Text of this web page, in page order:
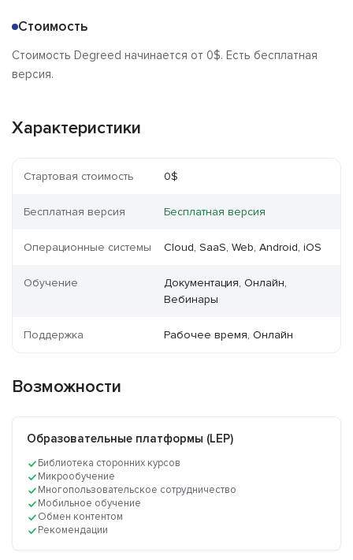
Стоимость
Стоимость Degreed начинается от 0$. Есть бесплатная
версия.
Характеристики
Стартовая стоимость 0$
Бесплатная версия Бесплатная версия
Операционные системы Cloud, SaaS, Web, Android, iOS
Обучение
Документация, Онлайн,
Вебинары
Поддержка Рабочее время, Онлайн
Возможности
Образовательные платформы (LEP)
Библиотека сторонних курсов
Микрообучение
Многопользовательское сотрудничество
Мобильное обучение
Обмен контентом
Рекомендации